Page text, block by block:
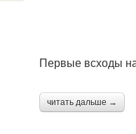
Первые всходы
читать дальше →